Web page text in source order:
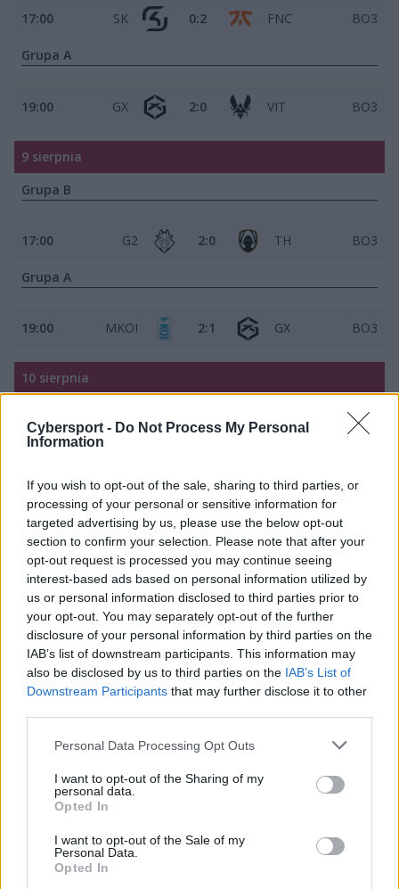
Cybersport - Do Not Process My Personal
Information
If you wish to opt-out of the sale, sharing to third parties, or
processing of your personal or sensitive information for
targeted advertising by us, please use the below opt-out
section to confirm your selection. Please note that after your
opt-out request is processed you may continue seeing
interest-based ads based on personal information utilized by
us or personal information disclosed to third parties prior to
your opt-out. You may separately opt-out of the further
disclosure of your personal information by third parties on the
IAB’s list of downstream participants. This information may
also be disclosed by us to third parties on the IAB’s List of
Downstream Participants that may further disclose it to other
Personal Data Processing Opt Outs
I want to opt-out of the Sharing of my
personal data.
Opted In
I want to opt-out of the Sale of my
Personal Data.
Opted In
17:00 SK 0:2 FNC BO3
Grupa A
19:00 GX 2:0 VIT BO3
9 sierpnia
Grupa B
17:00 G2 2:0 TH BO3
Grupa A
19:00 MKOI 2:1 GX BO3
10 sierpnia
Grupa A
19:00 KC 2:1 MKOI BO3
16 sierpnia
Grupa A
17:00 MKOI 2:0 NAVI
Grupa B
17 sierpnia
Grupa A